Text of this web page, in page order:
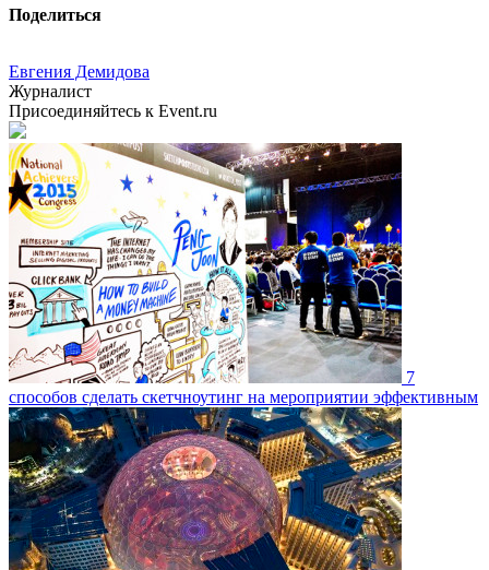
Поделиться
Евгения Демидова
Журналист
Присоединяйтесь к Event.ru
7
способов сделать скетчноутинг на мероприятии эффективным